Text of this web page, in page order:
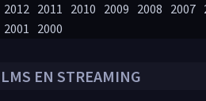
EN STREAMING
2012 2011 2010 2009 2008 2007
2001 2000